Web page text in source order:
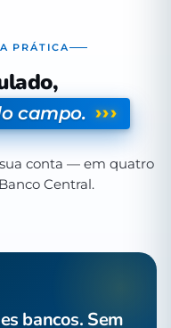
PRÁTICA
campo. ›››
conta — em quatro
Central.
bancos. Sem